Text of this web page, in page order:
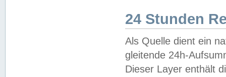
24 Stunden
Als Quelle dient ein
gleitende 24h-
Dieser Layer enthält